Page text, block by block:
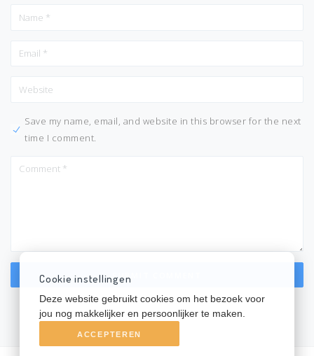
Save my name, email, and website in this browser for the next
time I comment.
Cookie instellingen
Deze website gebruikt cookies om het bezoek voor
jou nog makkelijker en persoonlijker te maken.
ACCEPTEREN